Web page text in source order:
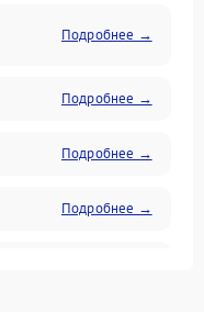
Подробнее →
Подробнее →
Подробнее →
Подробнее →